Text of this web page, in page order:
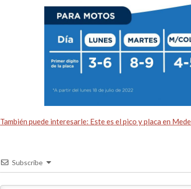
También puede interesarle: Este es el pico y placa en
Subscribe